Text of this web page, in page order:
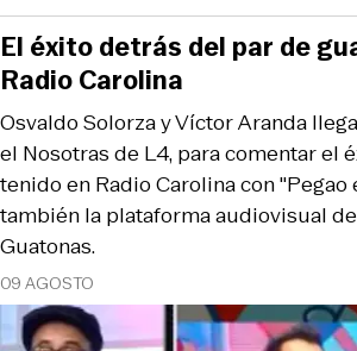
09 AGOSTO
Osvaldo Solorza y Víctor Aranda
el Nosotras de L4, para comentar el
tenido en Radio Carolina con "Pegao
también la plataforma audiovisual
Guatonas.
El éxito detrás del par de
Radio Carolina